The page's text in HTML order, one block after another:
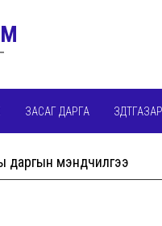
ЗАСАГ ДАРГА ЗДТГАЗАР
даргын мэндчилгээ